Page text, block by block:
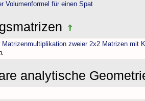
Volumenformel für einen Spat
Matrizenmultiplikation zweier 2x2 Matrizen mit
analytische